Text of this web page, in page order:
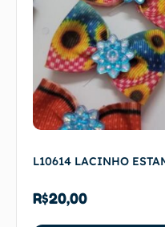
L10614 LACINHO
R$20,00